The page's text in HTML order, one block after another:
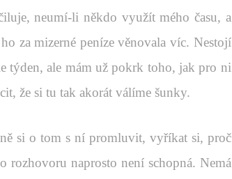
neumí-li někdo využít mého času, a
za mizerné peníze věnovala víc. Nestojí
týden, ale mám už pokrk toho, jak pro ni
že si tu tak akorát válíme šunky.
si o tom s ní promluvit, vyříkat si, proč
rozhovoru naprosto není schopná. Nemá